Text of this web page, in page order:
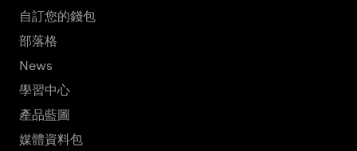
自訂您的錢包
部落格
News
學習中心
產品藍圖
媒體資料包